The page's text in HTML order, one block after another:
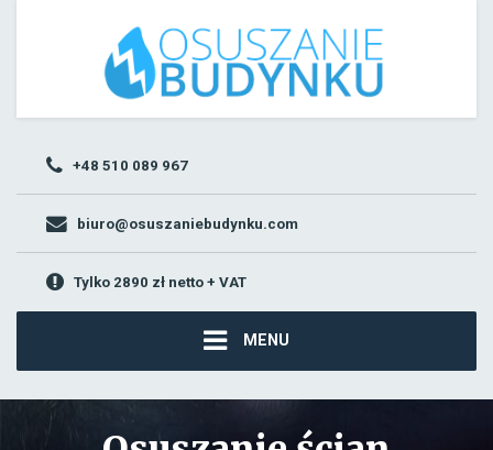
+48 510 089 967
biuro@osuszaniebudynku.com
Tylko 2890 zł netto + VAT
MENU